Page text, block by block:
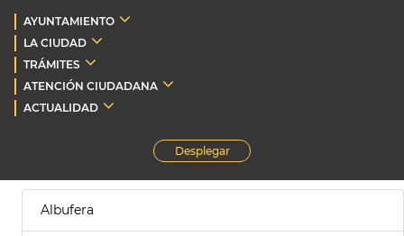
AYUNTAMIENTO
LA CIUDAD
TRÁMITES
ATENCIÓN CIUDADANA
ACTUALIDAD
Desplegar
Albufera